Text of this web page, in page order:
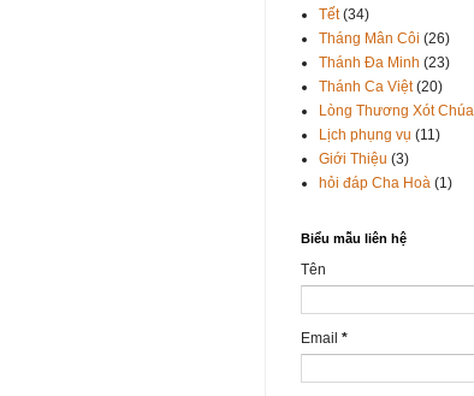
Tết (34)
Tháng Mân Côi (26)
Thánh Đa Minh (23)
Thánh Ca Việt (20)
Lòng Thương Xót Chúa
Lịch phụng vụ (11)
Giới Thiệu (3)
hỏi đáp Cha Hoà (1)
Biểu mẫu liên hệ
Tên
Email *